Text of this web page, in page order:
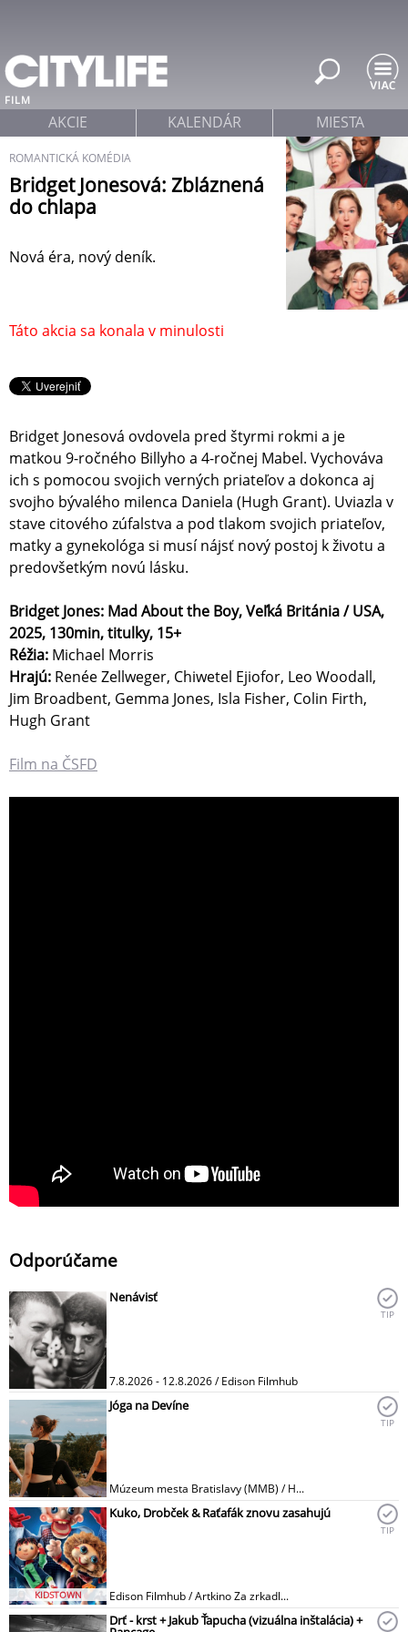
FILM
ROMANTICKÁ KOMÉDIA
Bridget Jonesová: Zbláznená
do chlapa
Nová éra, nový deník.
Táto akcia sa konala v minulosti
Bridget Jonesová ovdovela pred štyrmi rokmi a je
matkou 9-ročného Billyho a 4-ročnej Mabel. Vychováva
ich s pomocou svojich verných priateľov a dokonca aj
svojho bývalého milenca Daniela (Hugh Grant). Uviazla v
stave citového zúfalstva a pod tlakom svojich priateľov,
matky a gynekológa si musí nájsť nový postoj k životu a
predovšetkým novú lásku.
Bridget Jones: Mad About the Boy, Veľká Británia / USA,
2025, 130min, titulky, 15+
Réžia: Michael Morris
Hrajú: Renée Zellweger, Chiwetel Ejiofor, Leo Woodall,
Jim Broadbent, Gemma Jones, Isla Fisher, Colin Firth,
Hugh Grant
Film na ČSFD
Odporúčame
Nenávisť
7.8.2026 - 12.8.2026 / Edison Filmhub
TIP
Jóga na Devíne
Múzeum mesta Bratislavy (MMB) / H...
TIP
KIDSTOWN
Kuko, Drobček & Raťafák znovu zasahujú
Edison Filmhub / Artkino Za zrkadl...
TIP
Drť - krst + Jakub Ťapucha (vizuálna inštalácia) +
AKCIE KALENDÁR MIESTA